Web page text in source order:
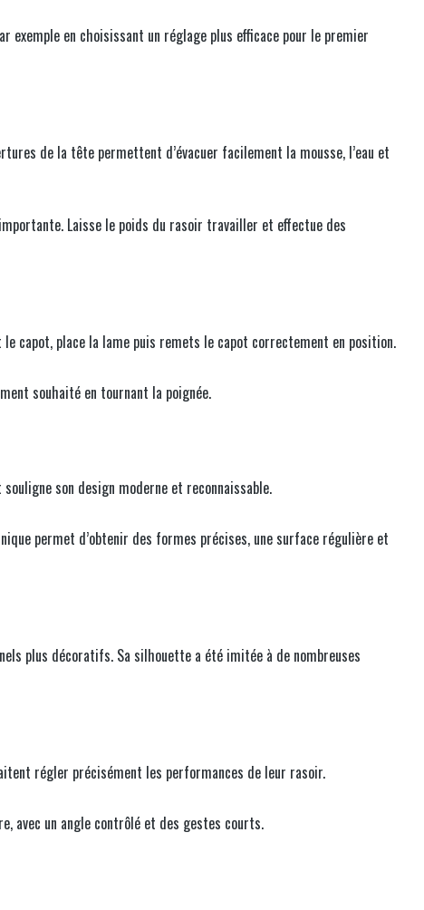
en choisissant un réglage plus efficace pour le premier
de la tête permettent d’évacuer facilement la mousse, l’eau et
Laisse le poids du rasoir travailler et effectue des
capot, place la lame puis remets le capot correctement en position.
souhaité en tournant la poignée.
son design moderne et reconnaissable.
permet d’obtenir des formes précises, une surface régulière et
plus décoratifs. Sa silhouette a été imitée à de nombreuses
régler précisément les performances de leur rasoir.
avec un angle contrôlé et des gestes courts.